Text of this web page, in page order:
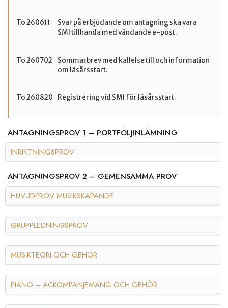
To 260611
Svar på erbjudande om antagning ska vara
SMI tillhanda med vändande e-post.
To 260702
Sommarbrev med kallelse till och information
om läsårsstart.
To 260820 Registrering vid SMI för läsårsstart.
ANTAGNINGSPROV 1 – PORTFÖLJINLÄMNING
INRIKTNINGSPROV
ANTAGNINGSPROV 2 – GEMENSAMMA PROV
HUVUDPROV MUSIKSKAPANDE
GRUPPLEDNINGSPROV
MUSIKTEORI OCH GEHÖR
PIANO – ACKOMPANJEMANG OCH GEHÖR